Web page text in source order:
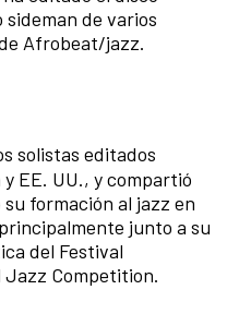
de varios
Afrobeat/jazz.
solistas editados
EE. UU., y compartió
formación al jazz en
junto a su
del Festival
Jazz Competition.